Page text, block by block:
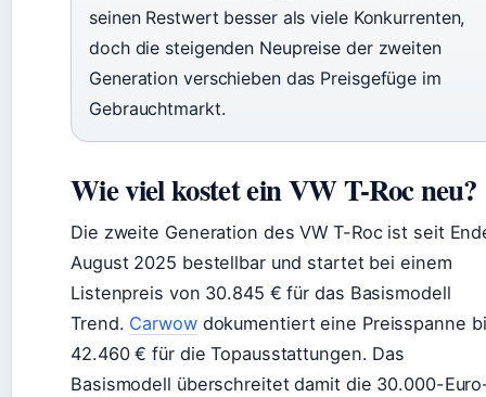
seinen Restwert besser als viele Konkurrenten,
doch die steigenden Neupreise der zweiten
Generation verschieben das Preisgefüge im
Gebrauchtmarkt.
Wie viel kostet ein VW T-Roc neu?
Die zweite Generation des VW T-Roc ist seit
August 2025 bestellbar und startet bei einem
Listenpreis von 30.845 € für das Basismodell
Trend. Carwowdokumentiert eine Preisspanne
42.460 € für die Topausstattungen. Das
Basismodell überschreitet damit die 30.000-